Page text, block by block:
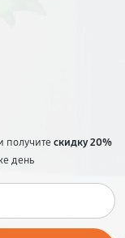
получитескидку 20%
день